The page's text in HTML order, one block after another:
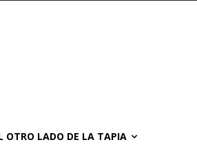
OTRO LADO DE LA TAPIA